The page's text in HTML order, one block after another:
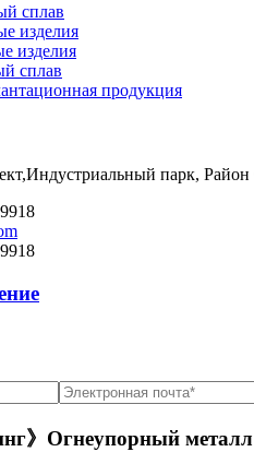
сплав
изделия
изделия
сплав
продукция
парк,
》Огнеупорный